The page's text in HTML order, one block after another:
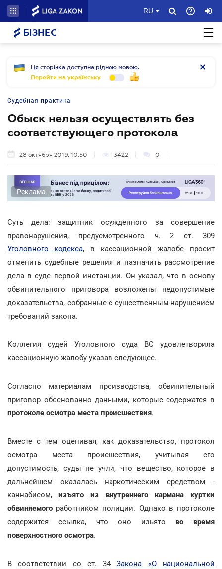
RU
БІЗНЕС
Ця сторінка доступна рідною мовою.
Перейти на українську
Судебная практика
Обыск нельзя осуществлять без
соответствующего протокола
28 октября 2019, 10:50 3422 0
Реклама
Суть дела: защитник осужденного за совершение
правонарушения, предусмотренного ч. 2 ст. 309
Уголовного кодекса, в кассационной жалобе просит
отменить судебные решения и назначить рассмотрение
дела в суде первой инстанции. Он указал, что в основу
обвинительного приговора возложены недопустимые
доказательства, собранные с существенным нарушением
требований закона.
Коллегия судей Уголовного суда ВС удовлетворила
кассационную жалобу указав следующее.
Согласно материалам производства, обвинительный
приговор обоснованно данными, которые содержатся в
протоколе осмотра места происшествия.
Вместе с тем оценивая, как доказательство, протокол
осмотра места происшествия, учитывая его
допустимость, суды не учли, что вещество, которое в
дальнейшем оказалась наркотическим средством -
каннабисом,изъято из внутреннего кармана куртки
обвиняемого работником полиции. Однако в протоколе
содержится ссылка, что оно изьято во время
поверхностного осмотра.
В соответствии со ст. 34Закона «О национальной